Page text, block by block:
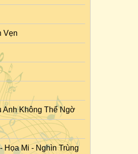
Vẹn
Không Thể Ngờ
Họa Mi - Nghìn Trùng